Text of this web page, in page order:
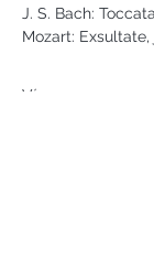
J. S. Bach:
Mozart:
Více